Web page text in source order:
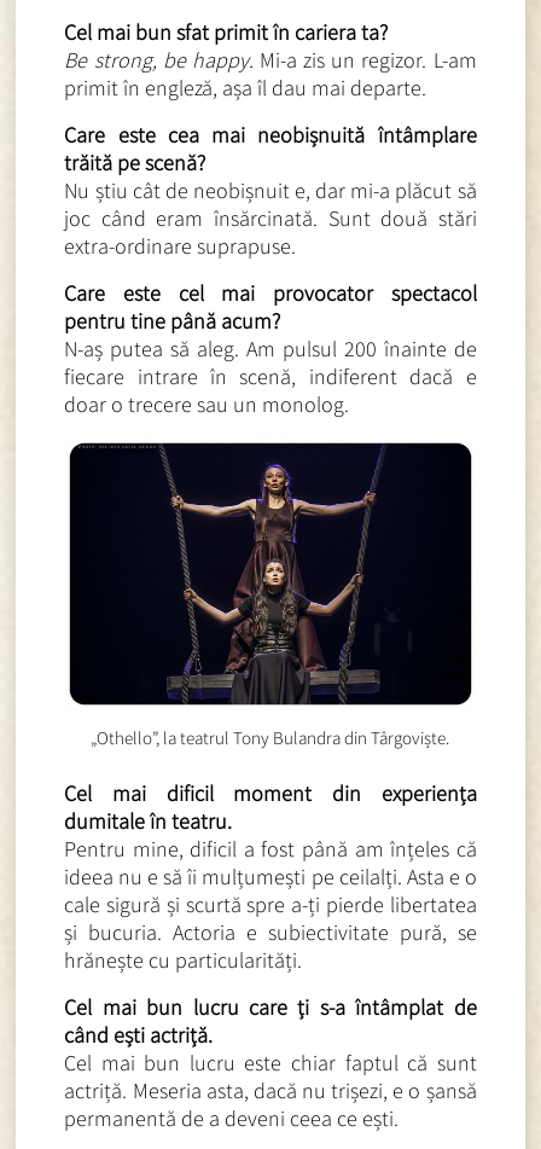
Cel mai bun sfat primit în cariera ta?
Be strong, be happy. Mi-a zis un regizor. L-am
primit în engleză, așa îl dau mai departe.
Care este cea mai neobișnuită întâmplare
trăită pe scenă?
Nu știu cât de neobișnuit e, dar mi-a plăcut să
joc când eram însărcinată. Sunt două stări
extra-ordinare suprapuse.
Care este cel mai provocator spectacol
pentru tine până acum?
N-aș putea să aleg. Am pulsul 200 înainte de
fiecare intrare în scenă, indiferent dacă e
doar o trecere sau un monolog.
„Othello”, la teatrul Tony Bulandra din Târgoviște.
Cel mai dificil moment din experiența
dumitale în teatru.
Pentru mine, dificil a fost până am înțeles că
ideea nu e să îi mulțumești pe ceilalți. Asta e o
cale sigură și scurtă spre a-ți pierde libertatea
și bucuria. Actoria e subiectivitate pură, se
hrănește cu particularități.
Cel mai bun lucru care ți s-a întâmplat de
când ești actriță.
Cel mai bun lucru este chiar faptul că sunt
actriță. Meseria asta, dacă nu trișezi, e o șansă
permanentă de a deveni ceea ce ești.